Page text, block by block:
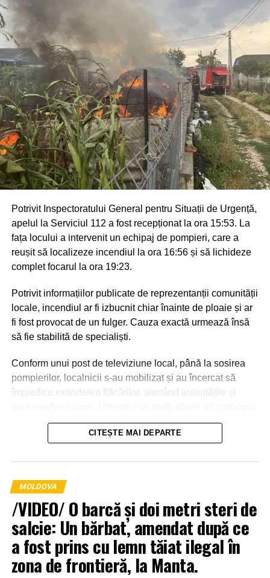
Potrivit Inspectoratului General pentru Situații de Urgență,
apelul la Serviciul 112 a fost recepționat la ora 15:53. La
fața locului a intervenit un echipaj de pompieri, care a
reușit să localizeze incendiul la ora 16:56 și să lichideze
complet focarul la ora 19:23.
Potrivit informațiilor publicate de reprezentanții comunității
locale, incendiul ar fi izbucnit chiar înainte de ploaie și ar
fi fost provocat de un fulger. Cauza exactă urmează însă
să fie stabilită de specialiști.
Conform unui post de televiziune local, până la sosirea
pompierilor, localnicii s-au mobilizat și au încercat să
împiedice extinderea flăcărilor, alertând autoritățile și
la intervenție, punând la dispoziția salvatorilor tehnică
agricolă și transportând apă pentru stingerea incendiului.
CITEȘTE MAI DEPARTE
MOLDOVA
/VIDEO/ O barcă și doi metri steri de
salcie: Un bărbat, amendat după ce
a fost prins cu lemn tăiat ilegal în
zona de frontieră, la Manta.